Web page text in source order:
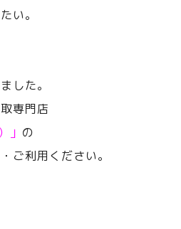
い。
した。
専門店
」 の
ご利用ください。